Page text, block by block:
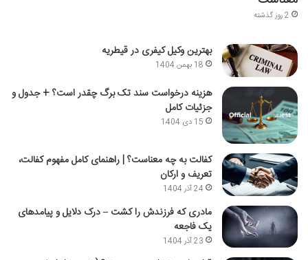
2 روز گذشته
بهترین وکیل کیفری در قیطریه
18 بهمن 1404
هزینه درخواست سند تک برگ چقدر است؟ + جدول و
جزئیات کامل
15 دی 1404
کفالت به چه معناست؟ | راهنمای کامل مفهوم کفالت،
تعریف و ارکان
24 آذر 1404
مادری که فرزندش را کشت – درک دلایل و پیامدهای
یک فاجعه
23 آذر 1404